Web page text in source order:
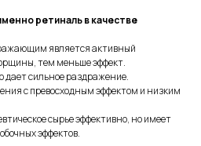
ретиналь в качестве
является активный
тем меньше эффект.
дает сильное раздражение.
с превосходным эффектом и низким
сырье эффективно, но имеет
эффектов.